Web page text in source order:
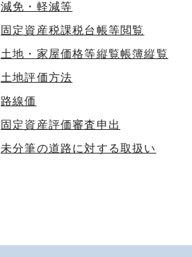
減免・軽減等
固定資産税課税台帳等閲覧
土地・家屋価格等縦覧帳簿縦覧
土地評価方法
路線価
固定資産評価審査申出
未分筆の道路に対する取扱い